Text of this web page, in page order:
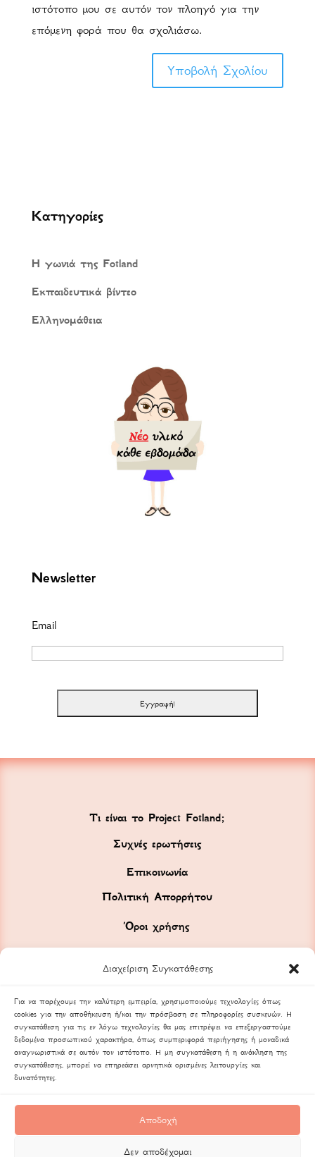
Διαχείριση Συγκατάθεσης
Για να παρέχουμε την καλύτερη εμπειρία, χρησιμοποιούμε τεχνολογίες όπως
cookies για την αποθήκευση ή/και την πρόσβαση σε πληροφορίες συσκευών. Η
συγκατάθεση για τις εν λόγω τεχνολογίες θα μας επιτρέψει να επεξεργαστούμε
δεδομένα προσωπικού χαρακτήρα, όπως συμπεριφορά περιήγησης ή μοναδικά
αναγνωριστικά σε αυτόν τον ιστότοπο. Η μη συγκατάθεση ή η ανάκληση της
συγκατάθεσης, μπορεί να επηρεάσει αρνητικά ορισμένες λειτουργίες και
δυνατότητες.
Αποδοχή
Δεν αποδέχομαι
ιστότοπο μου σε αυτόν τον πλοηγό για την
επόμενη φορά που θα σχολιάσω.
Κατηγορίες
Η γωνιά της Fotland
Εκπαιδευτικά βίντεο
Ελληνομάθεια
Newsletter
Email
Τι είναι το Project Fotland;
Συχνές ερωτήσεις
Επικοινωνία
Πολιτική Απορρήτου
Όροι χρήσης